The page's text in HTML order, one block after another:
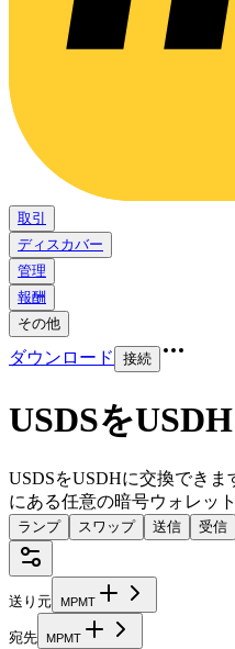
取引
ディスカバー
管理
報酬
その他
ダウンロード 接続
USDSを
USDSをUSDHに交換でき
にある任意の暗号ウォレッ
ランプ スワップ 送信 受信
送り元 MPMT
宛先 MPMT